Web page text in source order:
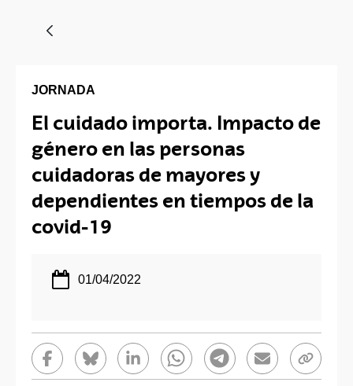
JORNADA
El cuidado importa. Impacto de
género en las personas
cuidadoras de mayores y
dependientes en tiempos de la
covid-19
01/04/2022
Compartir en Facebook - (Abre una nueva ventana)
Compartir en Bluesky - (Abre una nueva ventana)
Compartir en Linkedin - (Abre una nueva
Compartir en Whatsapp - (Abre
Compartir en Telegram -
Enviar por correo
Copiar